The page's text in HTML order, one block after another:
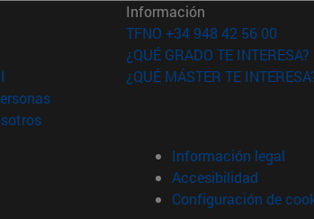
en nueva ventana)
nueva ventana)
(abre en nueva ventana)
(abre en nueva ventana)
(abre en nueva ventana)
Información
TFNO +34 948 42 56 00
¿QUÉ GRADO TE INTERESA?
¿QUÉ MÁSTER TE
Información legal
Accesibilidad
Configuración de